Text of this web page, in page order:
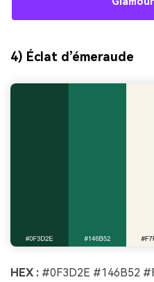
4) Éclat d’émeraude
HEX : #0F3D2E #146B52